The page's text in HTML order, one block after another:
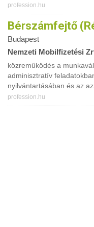
profession.hu
Bérszámfejtő
Budapest
Nemzeti Mobilfizetési
közreműködés a
adminisztratív
nyilvántartásában és az
profession.hu